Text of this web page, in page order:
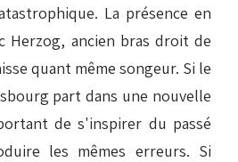
La présence en
Herzog, ancien bras droit de
quant même songeur. Si le
part dans une nouvelle
de s'inspirer du passé
les mêmes erreurs. Si